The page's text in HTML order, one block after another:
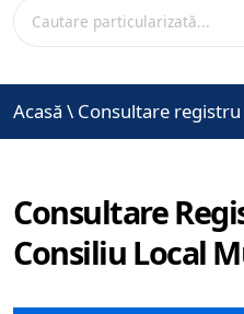
Acasă \ Consultare registru
Consultare
Consiliu Local